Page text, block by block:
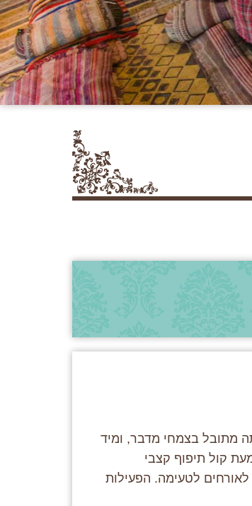
מתובל בצמחי מדבר, ומיד
קול תיפוף קצבי
לטעימה. הפעילות